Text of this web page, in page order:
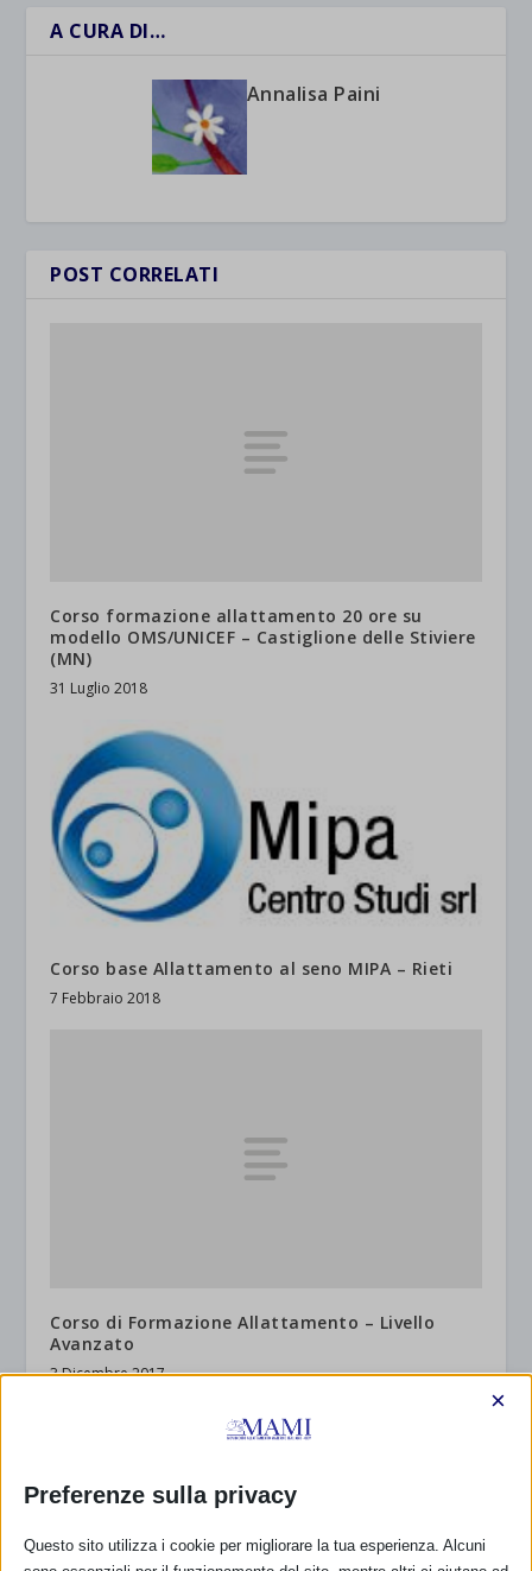
A CURA DI…
Annalisa Paini
POST CORRELATI
Corso formazione allattamento 20 ore su
modello OMS/UNICEF – Castiglione delle Stiviere
(MN)
31 Luglio 2018
Corso base Allattamento al seno MIPA – Rieti
7 Febbraio 2018
Corso di Formazione Allattamento – Livello
Avanzato
3 Dicembre 2017
Preferenze sulla privacy
×
Questo sito utilizza i cookie per migliorare la tua esperienza. Alcuni